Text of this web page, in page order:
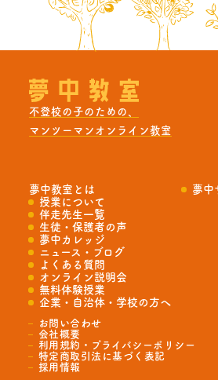
不登校の子のための、
マンツーマンオンライン教室
夢中教室とは
授業について
伴走先生一覧
生徒・保護者の声
夢中カレッジ
ニュース・ブログ
よくある質問
オンライン説明会
無料体験授業
企業・自治体・学校の方へ
夢中
お問い合わせ
会社概要
利用規約・プライバシーポリシー
特定商取引法に基づく表記
採用情報